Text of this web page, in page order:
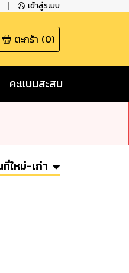
เข้าสู่ระบบ
ตะกร้า (0)
คะแนนสะสม
ที่ใหม่-เก่า